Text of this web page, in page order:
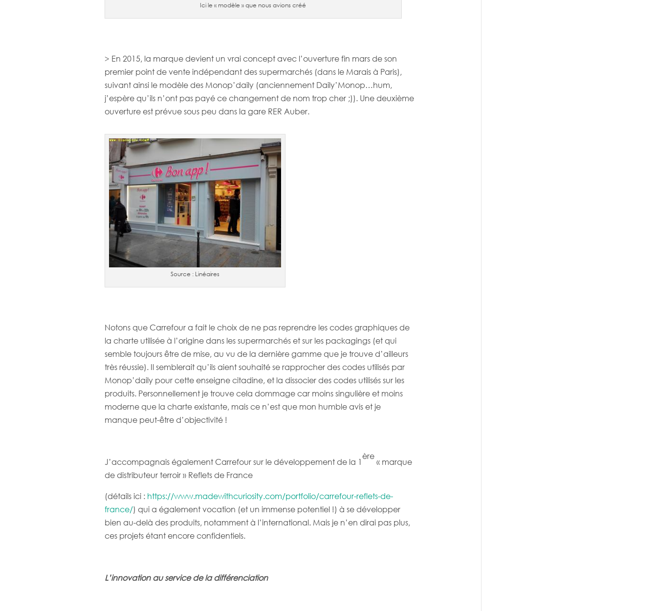
Ici le « modèle » que nous avions créé
> En 2015, la marque devient un vrai concept avec l’ouverture fin mars de son
premier point de vente indépendant des supermarchés (dans le Marais à Paris),
suivant ainsi le modèle des Monop’daily (anciennement Daily’Monop…hum,
j’espère qu’ils n’ont pas payé ce changement de nom trop cher ;)). Une deuxième
ouverture est prévue sous peu dans la gare RER Auber.
Source : Linéaires
Notons que Carrefour a fait le choix de ne pas reprendre les codes graphiques de
la charte utilisée à l’origine dans les supermarchés et sur les packagings (et qui
semble toujours être de mise, au vu de la dernière gamme que je trouve d’ailleurs
très réussie). Il semblerait qu’ils aient souhaité se rapprocher des codes utilisés par
Monop’daily pour cette enseigne citadine, et la dissocier des codes utilisés sur les
produits. Personnellement je trouve cela dommage car moins singulière et moins
moderne que la charte existante, mais ce n’est que mon humble avis et je
manque peut-être d’objectivité !
J’accompagnais également Carrefour sur le développement de la 1
ère
« marque
de distributeur terroir » Reflets de France
(détails ici : https://www.madewithcuriosity.com/portfolio/carrefour-reflets-de-
france/) qui a également vocation (et un immense potentiel !) à se développer
bien au-delà des produits, notamment à l’international. Mais je n’en dirai pas plus,
ces projets étant encore confidentiels.
L’innovation au service de la différenciation